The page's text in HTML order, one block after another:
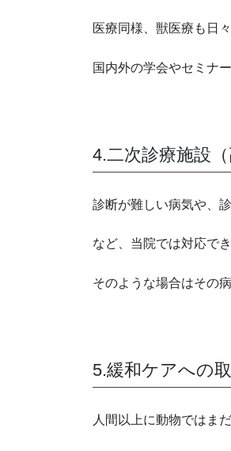
医療同様、獣医療も日
国内外の学会やセミナ
4.二次診療施設
診断が難しい病気や、
など、当院では対応で
そのような場合はその
5.緩和ケアへの
人間以上に動物ではま